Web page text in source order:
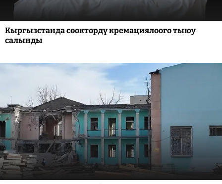
Кыргызстанда сөөктөрдү кремациялоого тыюу
салынды